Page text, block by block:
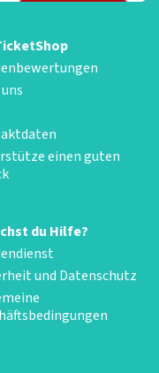
einen guten
du Hilfe?
und Datenschutz